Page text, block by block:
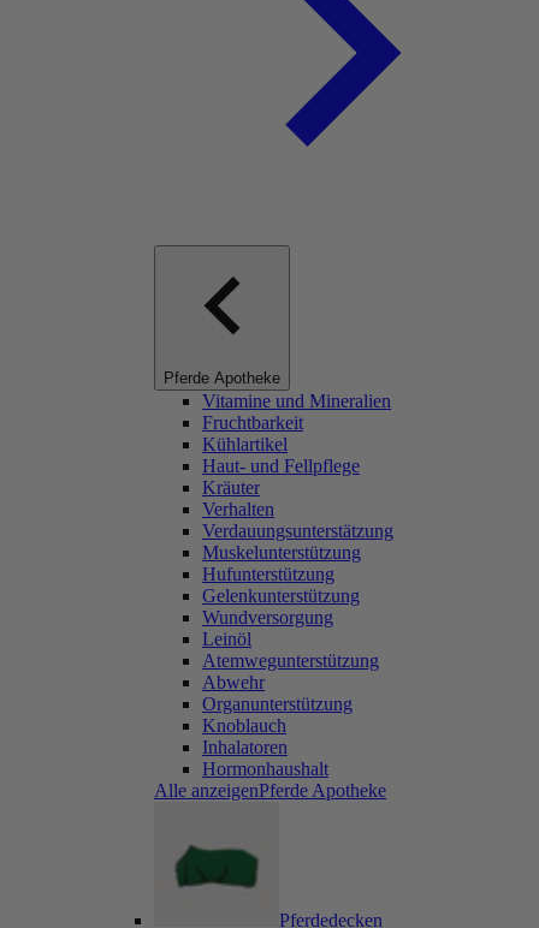
Pferde Apotheke
Vitamine und Mineralien
Fruchtbarkeit
Kühlartikel
Haut- und Fellpflege
Kräuter
Verhalten
Verdauungsunterstätzung
Muskelunterstützung
Hufunterstützung
Gelenkunterstützung
Wundversorgung
Leinöl
Atemwegunterstützung
Abwehr
Organunterstützung
Knoblauch
Inhalatoren
Hormonhaushalt
Alle anzeigenPferde Apotheke
Pferdedecken